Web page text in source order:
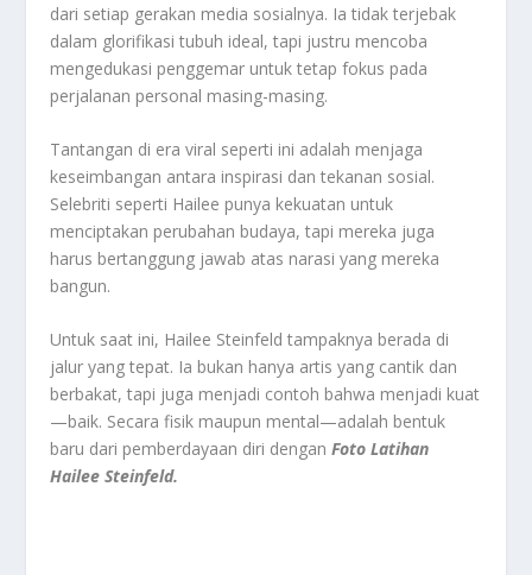
dari setiap gerakan media sosialnya. Ia tidak terjebak
dalam glorifikasi tubuh ideal, tapi justru mencoba
mengedukasi penggemar untuk tetap fokus pada
perjalanan personal masing-masing.
Tantangan di era viral seperti ini adalah menjaga
keseimbangan antara inspirasi dan tekanan sosial.
Selebriti seperti Hailee punya kekuatan untuk
menciptakan perubahan budaya, tapi mereka juga
harus bertanggung jawab atas narasi yang mereka
bangun.
Untuk saat ini, Hailee Steinfeld tampaknya berada di
jalur yang tepat. Ia bukan hanya artis yang cantik dan
berbakat, tapi juga menjadi contoh bahwa menjadi kuat
—baik. Secara fisik maupun mental—adalah bentuk
baru dari pemberdayaan diri denganFoto Latihan
Hailee Steinfeld.